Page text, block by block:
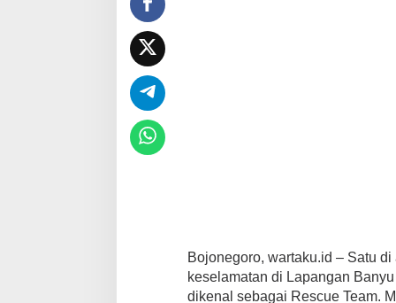
Bojonegoro, wartaku.id – Satu
keselamatan di Lapangan
dikenal sebagai Rescue Team.